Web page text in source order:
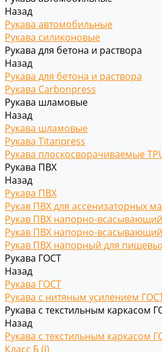
Назад
Рукава автомобильные
Рукава силиконовые
Рукава для бетона и раствора
Назад
Рукава для бетона и раствора
Рукава Carbonpress
Рукава шламовые
Назад
Рукава шламовые
Рукава Titanpress
Рукава плоскосворачиваемые
Рукава ПВХ
Назад
Рукава ПВХ
Рукав ПВХ для ассенизаторных
Рукав ПВХ напорно-
Рукав ПВХ напорно-
Рукав ПВХ напорный для
Рукава ГОСТ
Назад
Рукава ГОСТ
Рукава с нитяным усилением
Рукава с текстильным каркасом
Назад
Рукава с текстильным каркасом
Класс Б (I)